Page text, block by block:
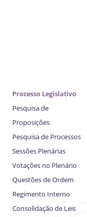
Processo Legislativo
Pesquisa de
Proposições
Pesquisa de Processos
Sessões Plenárias
Votações no Plenário
Questões de Ordem
Regimento Interno
Consolidação de Leis